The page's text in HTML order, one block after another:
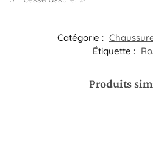
Catégorie :
Étiquette :
Produits